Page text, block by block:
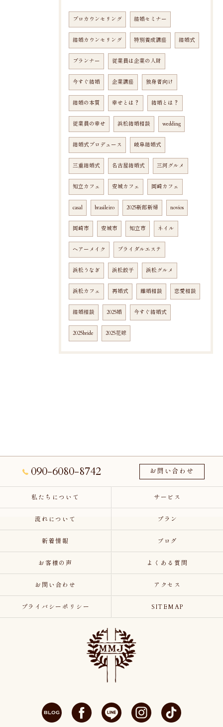
プロカウンセリング 結婚セミナー
結婚カウンセリング 特別養成講座 結婚式
プランナー 従業員は企業の人財
今すぐ結婚 企業講座 独身者向け
結婚の本質 幸せとは？ 結婚とは？
従業員の幸せ 浜松結婚相談 wedding
結婚式プロデュース 岐阜結婚式
三重結婚式 名古屋結婚式 三河グルメ
知立カフェ 安城カフェ 岡崎カフェ
casal brasileiro 2025新郎新婦 novios
岡崎市 安城市 知立市 ネイル
ヘアーメイク ブライダルエステ
浜松うなぎ 浜松餃子 浜松グルメ
浜松カフェ 再婚式 離婚相談 恋愛相談
結婚相談 2025婚 今すぐ結婚式
2025bride 2025花嫁
090-6080-8742 お問い合わせ
私たちについて サービス
流れについて プラン
新着情報 ブログ
お客様の声 よくある質問
お問い合わせ アクセス
プライバシーポリシー SITEMAP